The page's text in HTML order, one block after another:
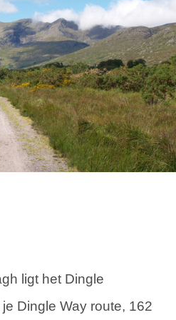
ligt het Dingle
Dingle Way route, 162